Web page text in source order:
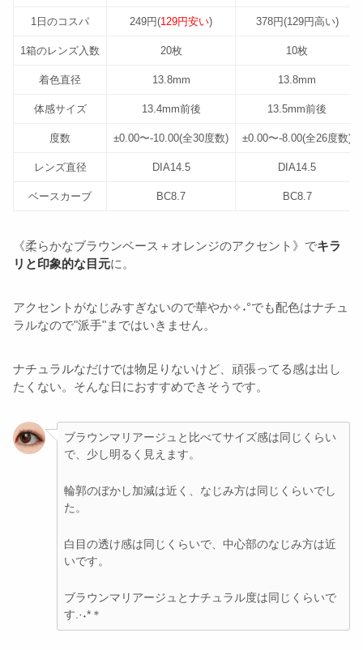
1日のコスパ 249円(129円安い) 378円(129円高い)
1箱のレンズ入数 20枚 10枚
着色直径 13.8mm 13.8mm
体感サイズ 13.4mm前後 13.5mm前後
度数 ±0.00〜-10.00(全30度数) ±0.00〜-8.00(全26度数)
レンズ直径 DIA14.5 DIA14.5
ベースカーブ BC8.7 BC8.7
《柔らかなブラウンベース＋オレンジのアクセント》でキラ
リと印象的な目元に。
アクセントがなじみすぎないので華やか✧˖°でも配色はナチュ
ラルなので"派手"まではいきません。
ナチュラルなだけでは物足りないけど、頑張ってる感は出し
たくない。そんな日におすすめできそうです。
ブラウンマリアージュと比べてサイズ感は同じくらい
で、少し明るく見えます。
輪郭のぼかし加減は近く、なじみ方は同じくらいでし
た。
白目の透け感は同じくらいで、中心部のなじみ方は近
いです。
ブラウンマリアージュとナチュラル度は同じくらいで
す.·˖*＊